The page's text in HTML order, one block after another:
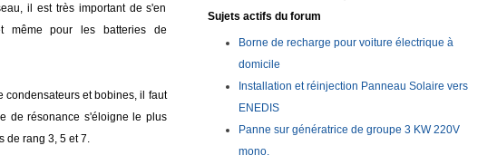
il est très important de s'en
même pour les batteries de
condensateurs et bobines, il faut
de résonance s'éloigne le plus
rang 3, 5 et 7.
Sujets actifs du forum
Borne de recharge pour voiture électrique à
domicile
Installation et réinjection Panneau Solaire vers
ENEDIS
Panne sur génératrice de groupe 3 KW 220V
mono.